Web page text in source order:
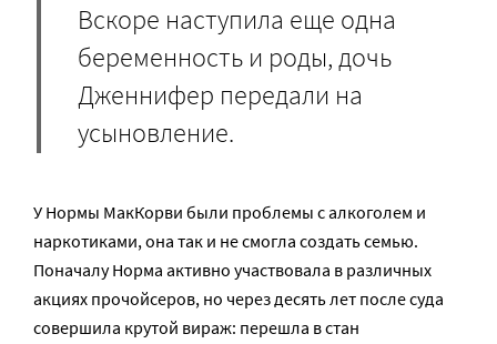
Вскоре наступила еще одна
беременность и роды, дочь
Дженнифер передали на
усыновление.
У Нормы МакКорви были проблемы с алкоголем и
наркотиками, она так и не смогла создать семью.
Поначалу Норма активно участвовала в различных
акциях прочойсеров, но через десять лет после суда
совершила крутой вираж: перешла в стан